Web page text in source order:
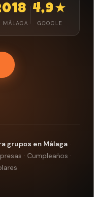
MÁLAGA
4,9★
GOOGLE
grupos en Málaga ·
· Cumpleaños ·